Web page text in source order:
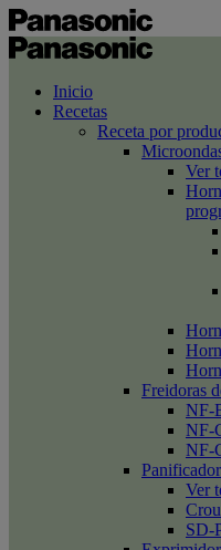
Inicio
Recetas
Receta por
Ver
Freidoras
NF-
NF-
NF-
Ver
SD-